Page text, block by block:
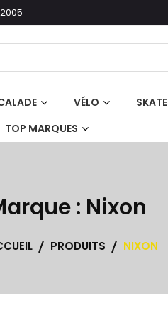
VÉLO SKATE
TOP MARQUES
: Nixon
PRODUITS NIXON